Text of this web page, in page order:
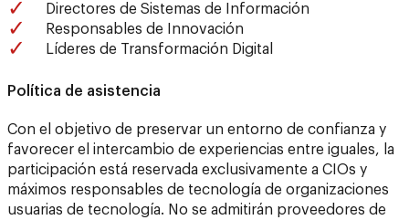
Directores de Sistemas de Información
Responsables de Innovación
Líderes de Transformación Digital
Política de asistencia
Con el objetivo de preservar un entorno de confianza y
favorecer el intercambio de experiencias entre iguales, la
participación está reservada exclusivamente a CIOs y
máximos responsables de tecnología de organizaciones
usuarias de tecnología. No se admitirán proveedores de